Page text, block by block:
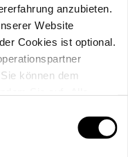
anzubieten.
Website
Cookies ist optional.
können dem
” ändern